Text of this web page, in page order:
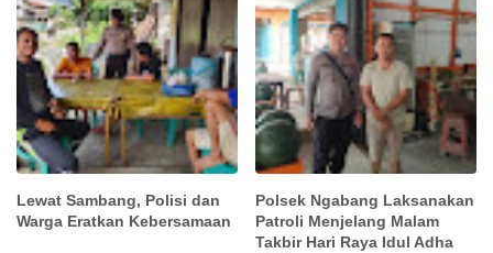
Lewat Sambang, Polisi dan
Warga Eratkan Kebersamaan
Polsek Ngabang Laksanakan
Patroli Menjelang Malam
Takbir Hari Raya Idul Adha